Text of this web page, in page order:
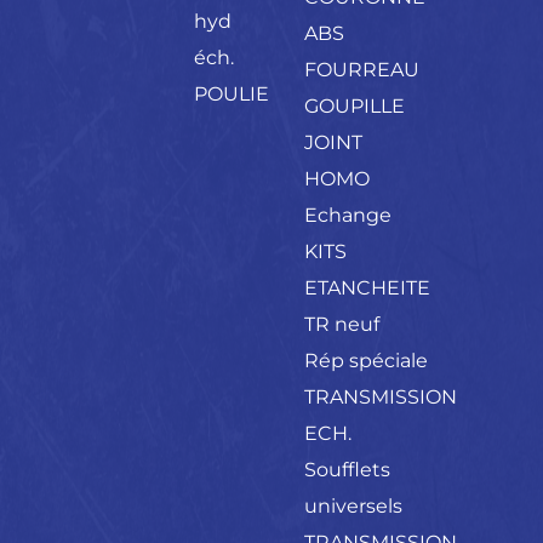
hyd
éch.
POULIE
ABS
FOURREAU
GOUPILLE
JOINT
HOMO
Echange
KITS
ETANCHEITE
TR neuf
Rép spéciale
TRANSMISSION
ECH.
Soufflets
universels